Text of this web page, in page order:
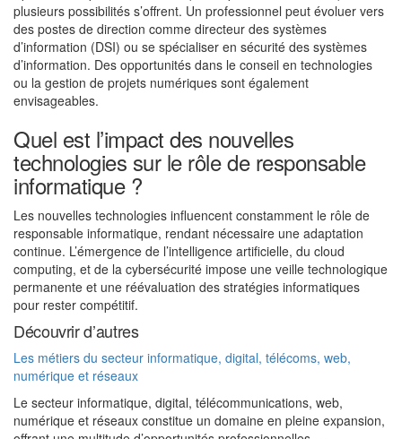
plusieurs possibilités s’offrent. Un professionnel peut évoluer vers
des postes de direction comme directeur des systèmes
d’information (DSI) ou se spécialiser en sécurité des systèmes
d’information. Des opportunités dans le conseil en technologies
ou la gestion de projets numériques sont également
envisageables.
Quel est l’impact des nouvelles
technologies sur le rôle de responsable
informatique ?
Les nouvelles technologies influencent constamment le rôle de
responsable informatique, rendant nécessaire une adaptation
continue. L’émergence de l’intelligence artificielle, du cloud
computing, et de la cybersécurité impose une veille technologique
permanente et une réévaluation des stratégies informatiques
pour rester compétitif.
Découvrir d’autres
Les métiers du secteur informatique, digital, télécoms, web,
numérique et réseaux
Le secteur informatique, digital, télécommunications, web,
numérique et réseaux constitue un domaine en pleine expansion,